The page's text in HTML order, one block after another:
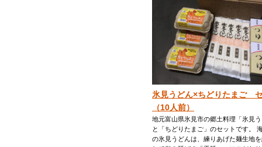
氷見うどん×ちどりたまご
（10人前）
地元富山県氷見市の郷土料理「氷見
と「ちどりたまご」のセットです。
の氷見うどんは、練りあげた麺生地